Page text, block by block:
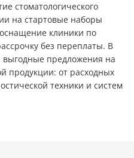
стоматологического
на стартовые наборы
клиники по
без переплаты. В
выгодные предложения на
продукции: от расходных
техники и систем